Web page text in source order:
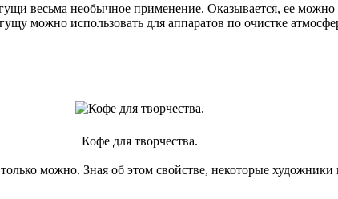
весьма необычное применение. Оказывается, ее
можно использовать для аппаратов по очистке
Кофе для творчества.
можно. Зная об этом свойстве, некоторые